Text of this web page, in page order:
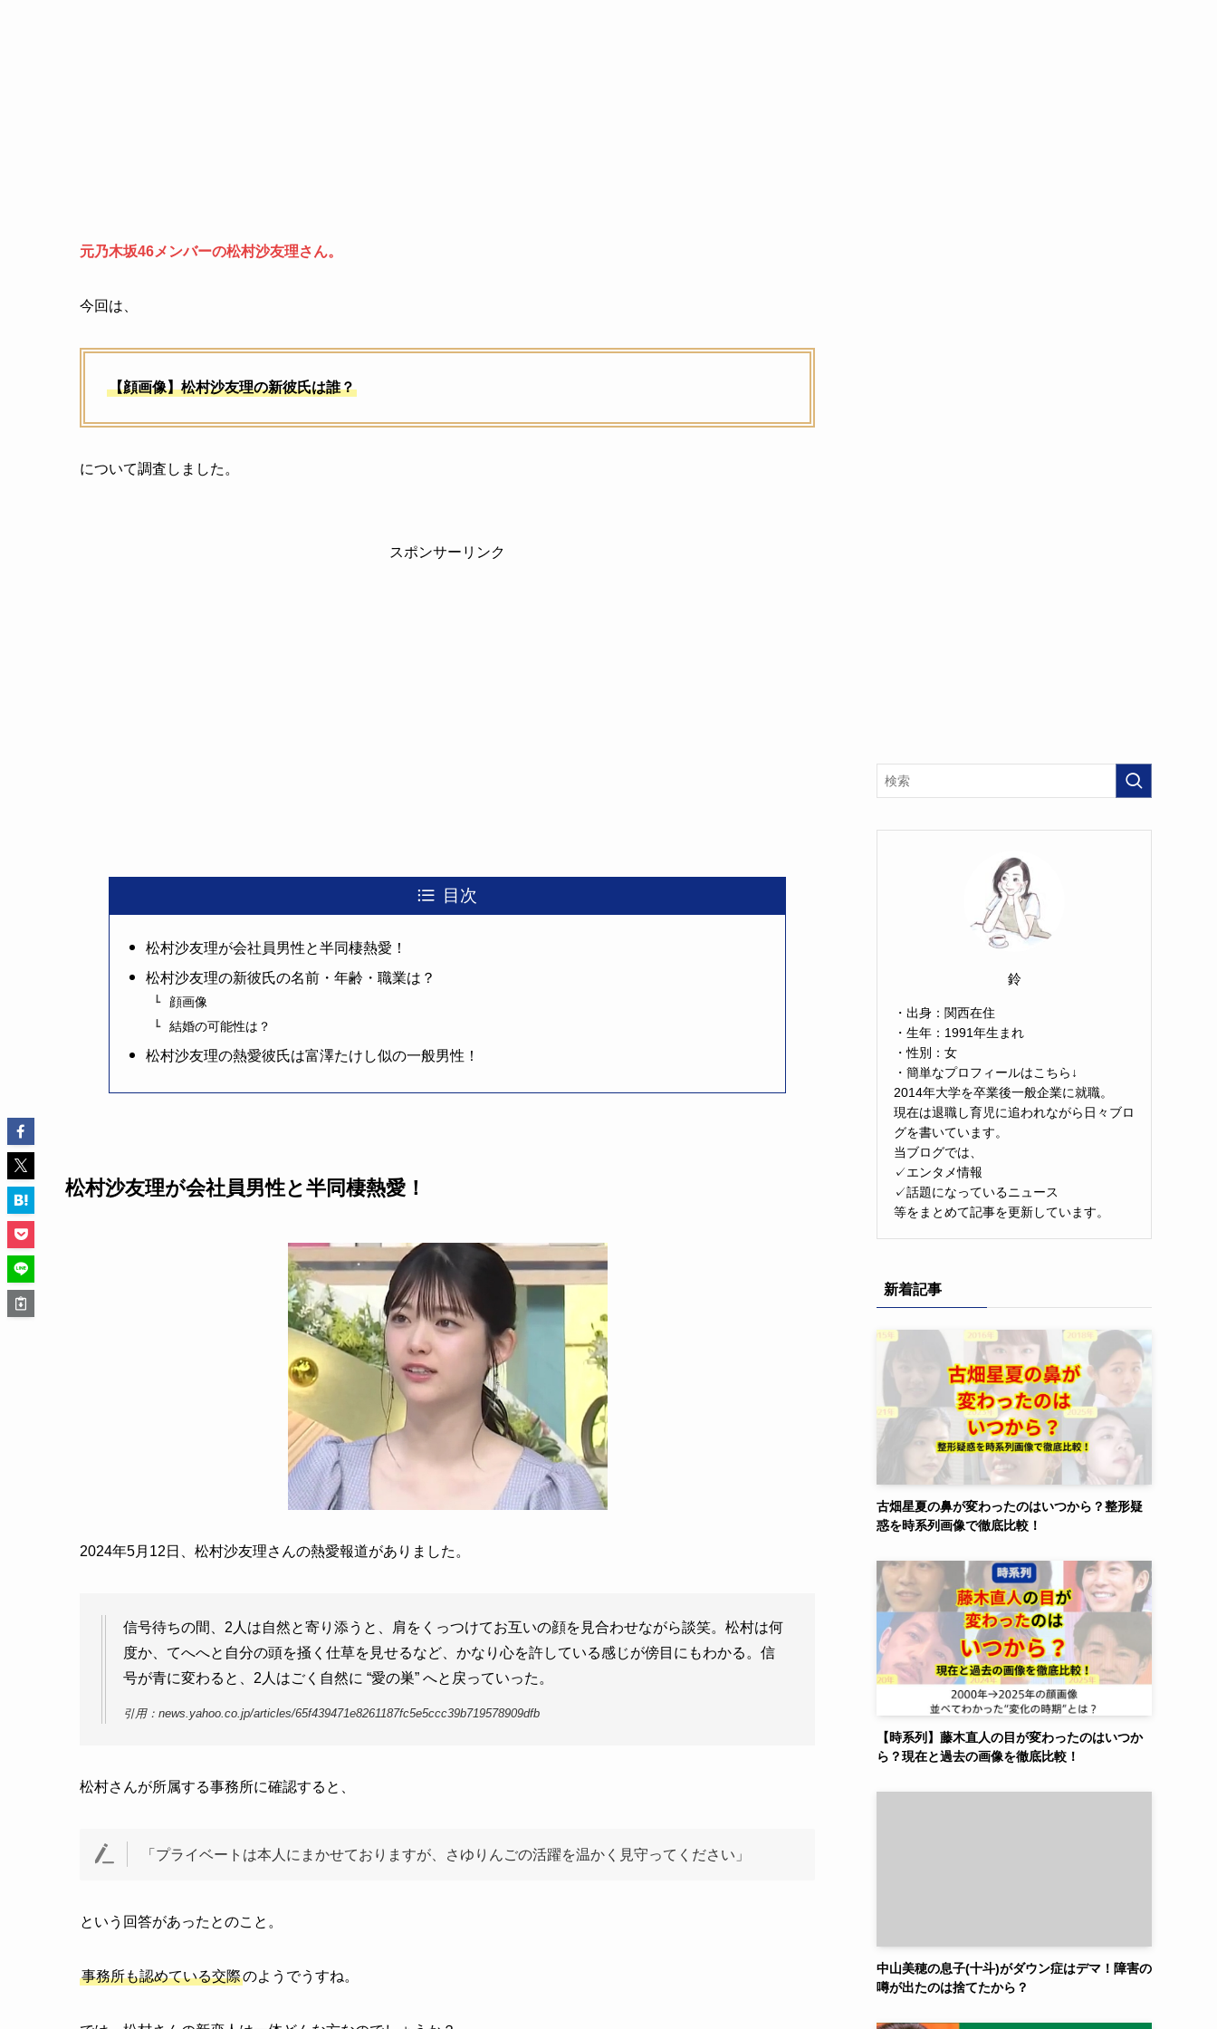
元乃木坂46メンバーの松村沙友理さん。
今回は、
【顔画像】松村沙友理の新彼氏は誰？
について調査しました。
スポンサーリンク
目次
松村沙友理が会社員男性と半同棲熱愛！
松村沙友理の新彼氏の名前・年齢・職業は？
顔画像
結婚の可能性は？
松村沙友理の熱愛彼氏は富澤たけし似の一般男性！
松村沙友理が会社員男性と半同棲熱愛！
2024年5月12日、松村沙友理さんの熱愛報道がありました。
信号待ちの間、2人は自然と寄り添うと、肩をくっつけてお互いの顔を見合わせながら談笑。松村は何
度か、てへへと自分の頭を掻く仕草を見せるなど、かなり心を許している感じが傍目にもわかる。信
号が青に変わると、2人はごく自然に “愛の巣” へと戻っていった。
引用：news.yahoo.co.jp/articles/65f439471e8261187fc5e5ccc39b719578909dfb
松村さんが所属する事務所に確認すると、
「プライベートは本人にまかせておりますが、さゆりんごの活躍を温かく見守ってください」
という回答があったとのこと。
事務所も認めている交際のようでうすね。
鈴
・出身：関西在住
・生年：1991年生まれ
・性別：女
・簡単なプロフィールはこちら↓
2014年大学を卒業後一般企業に就職。
現在は退職し育児に追われながら日々ブロ
グを書いています。
当ブログでは、
✓エンタメ情報
✓話題になっているニュース
等をまとめて記事を更新しています。
新着記事
古畑星夏の鼻が変わったのはいつから？整形疑
惑を時系列画像で徹底比較！
【時系列】藤木直人の目が変わったのはいつか
ら？現在と過去の画像を徹底比較！
中山美穂の息子(十斗)がダウン症はデマ！障害の
噂が出たのは捨てたから？